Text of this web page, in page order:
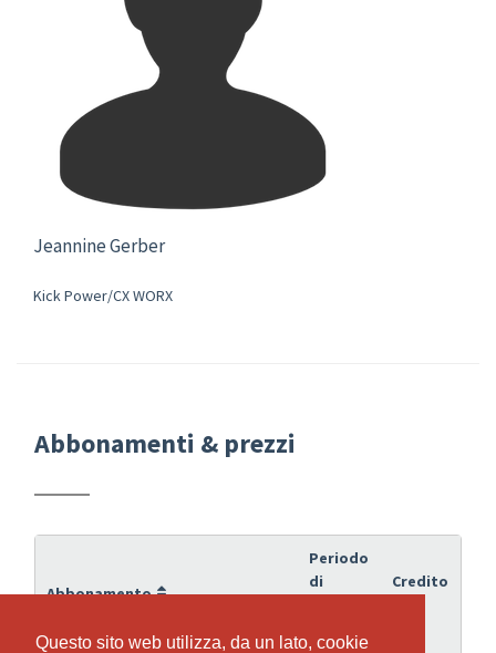
Questo sito web utilizza, da un lato, cookie
Questo sito web utilizza, da un lato, cookie
Jeannine Gerber
Kick Power/CX WORX
Abbonamenti & prezzi
Abbonamento
Periodo
di
Credito